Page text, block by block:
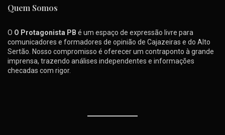
Quem Somos
O O Protagonista PB é um espaço de expressão livre para
comunicadores e formadores de opinião de Cajazeiras e do Alto
Sertão. Nosso compromisso é oferecer um contraponto à grande
imprensa, trazendo análises independentes e informações
checadas com rigor.